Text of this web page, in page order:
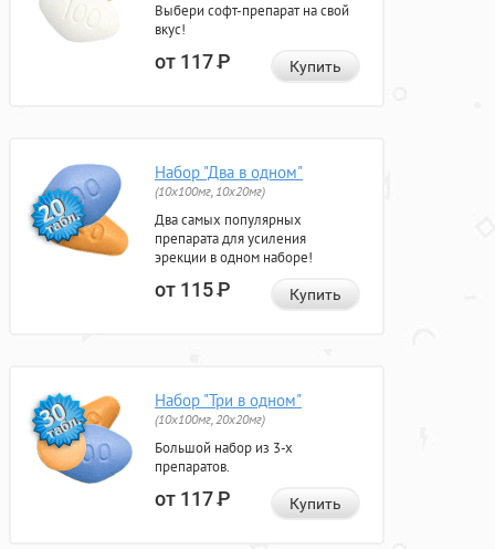
Выбери софт-препарат на свой
вкус!
от 117Р Купить
Набор "Два в одном"
(10x100мг, 10x20мг)
Два самых популярных
препарата для усиления
эрекции в одном наборе!
от 115Р Купить
Набор "Три в одном"
(10x100мг, 20x20мг)
Большой набор из 3-х
препаратов.
от 117Р Купить